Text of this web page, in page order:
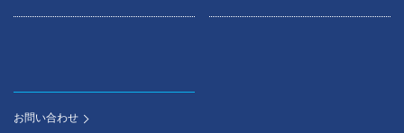
お問い合わせ